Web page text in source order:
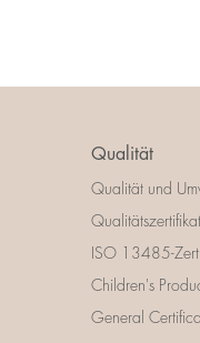
Qualität
Qualität und
Qualitätszertifikat
ISO 13485-
Children's
General